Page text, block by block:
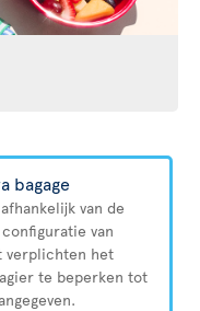
bagage
van de
van
verplichten het
te beperken tot